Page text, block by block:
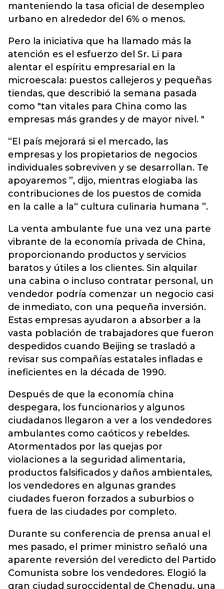
manteniendo la tasa oficial de desempleo
urbano en alrededor del 6% o menos.
Pero la iniciativa que ha llamado más la
atención es el esfuerzo del Sr. Li para
alentar el espíritu empresarial en la
microescala: puestos callejeros y pequeñas
tiendas, que describió la semana pasada
como "tan vitales para China como las
empresas más grandes y de mayor nivel. "
“El país mejorará si el mercado, las
empresas y los propietarios de negocios
individuales sobreviven y se desarrollan. Te
apoyaremos ”, dijo, mientras elogiaba las
contribuciones de los puestos de comida
en la calle a la“ cultura culinaria humana ”.
La venta ambulante fue una vez una parte
vibrante de la economía privada de China,
proporcionando productos y servicios
baratos y útiles a los clientes. Sin alquilar
una cabina o incluso contratar personal, un
vendedor podría comenzar un negocio casi
de inmediato, con una pequeña inversión.
Estas empresas ayudaron a absorber a la
vasta población de trabajadores que fueron
despedidos cuando Beijing se trasladó a
revisar sus compañías estatales infladas e
ineficientes en la década de 1990.
Después de que la economía china
despegara, los funcionarios y algunos
ciudadanos llegaron a ver a los vendedores
ambulantes como caóticos y rebeldes.
Atormentados por las quejas por
violaciones a la seguridad alimentaria,
productos falsificados y daños ambientales,
los vendedores en algunas grandes
ciudades fueron forzados a suburbios o
fuera de las ciudades por completo.
Durante su conferencia de prensa anual el
mes pasado, el primer ministro señaló una
aparente reversión del veredicto del Partido
Comunista sobre los vendedores. Elogió la
gran ciudad suroccidental de Chengdu, una